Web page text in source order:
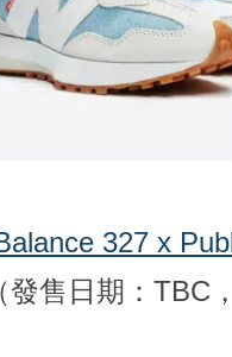
327 x
發售日期：TBC